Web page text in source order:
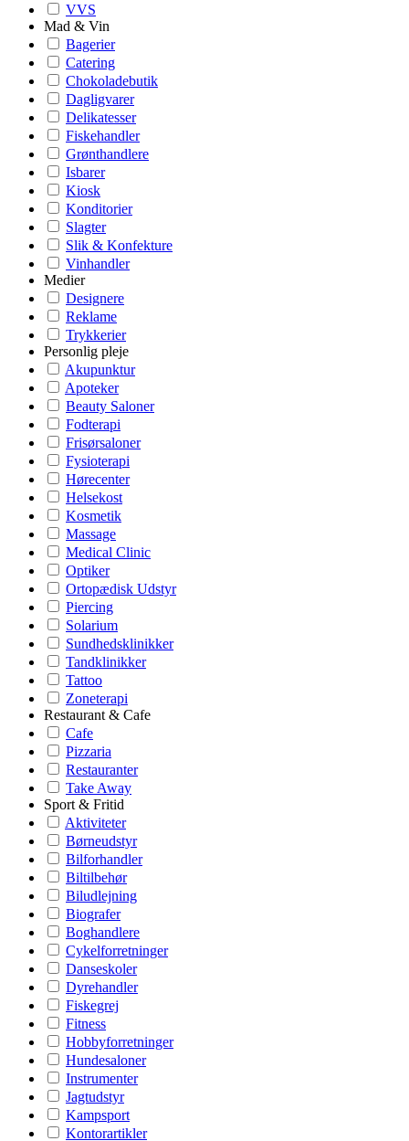
VVS
Mad & Vin
Bagerier
Catering
Chokoladebutik
Dagligvarer
Delikatesser
Fiskehandler
Grønthandlere
Isbarer
Kiosk
Konditorier
Slagter
Slik & Konfekture
Vinhandler
Medier
Designere
Reklame
Trykkerier
Personlig pleje
Akupunktur
Apoteker
Beauty Saloner
Fodterapi
Frisørsaloner
Fysioterapi
Hørecenter
Helsekost
Kosmetik
Massage
Medical Clinic
Optiker
Ortopædisk Udstyr
Piercing
Solarium
Sundhedsklinikker
Tandklinikker
Tattoo
Zoneterapi
Restaurant & Cafe
Cafe
Pizzaria
Restauranter
Take Away
Sport & Fritid
Aktiviteter
Børneudstyr
Bilforhandler
Biltilbehør
Biludlejning
Biografer
Boghandlere
Cykelforretninger
Danseskoler
Dyrehandler
Fiskegrej
Fitness
Hobbyforretninger
Hundesaloner
Instrumenter
Jagtudstyr
Kampsport
Kontorartikler